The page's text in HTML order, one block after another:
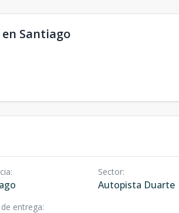
Santiago
: Sector:
Autopista Duarte
de entrega: